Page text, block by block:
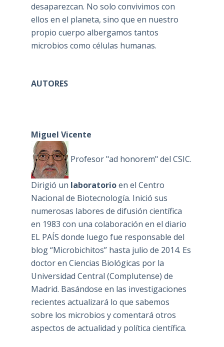
desaparezcan. No solo convivimos con
ellos en el planeta, sino que en nuestro
propio cuerpo albergamos tantos
microbios como células humanas.
AUTORES
Miguel Vicente
Profesor "ad honorem" del CSIC.
Dirigió un laboratorioen el Centro
Nacional de Biotecnología. Inició sus
numerosas labores de difusión científica
en 1983 con una colaboración en el diario
EL PAÍS donde luego fue responsable del
blog “Microbichitos” hasta julio de 2014. Es
doctor en Ciencias Biológicas por la
Universidad Central (Complutense) de
Madrid. Basándose en las investigaciones
recientes actualizará lo que sabemos
sobre los microbios y comentará otros
aspectos de actualidad y política científica.